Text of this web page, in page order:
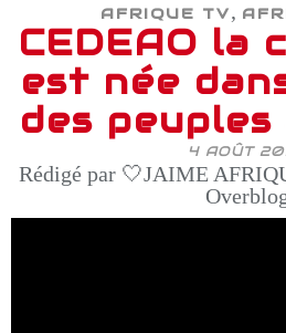
AFRIQUE TV,
CEDEAO la
est née
des
4 AOÛT
Rédigé par 🤍JAIME